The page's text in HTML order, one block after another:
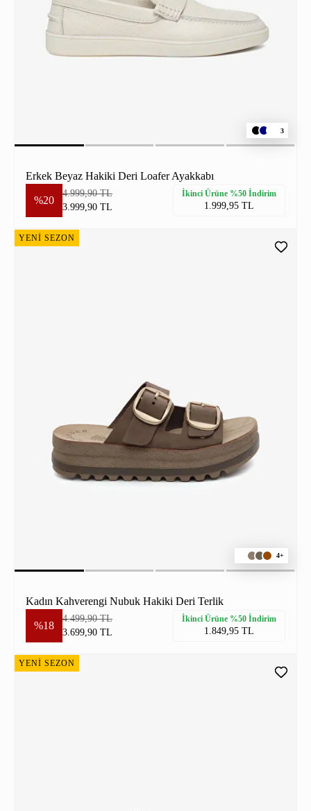
3
Erkek Beyaz Hakiki Deri Loafer Ayakkabı
%20
4.999,90 TL
3.999,90 TL
İkinci Ürüne %50 İndirim
1.999,95 TL
YENİ SEZON
4+
Kadın Kahverengi Nubuk Hakiki Deri Terlik
%18
4.499,90 TL
3.699,90 TL
İkinci Ürüne %50 İndirim
1.849,95 TL
YENİ SEZON